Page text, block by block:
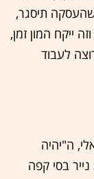
שהעסקה תיסגר,
ייקח המון זמן,
לעבוד
ה"יהיה
בסי קפה